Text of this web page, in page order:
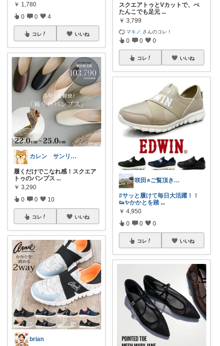
￥ 1,780
0 0 4
コレ いいね
カレン サンリオとディズニーが大好き
履くだけでこなれ感！スクエア
トゥのパンプス ...
￥ 3,290
0 0 10
コレ いいね
brian
スクエアトゥとVカットで、ぺ
たんこでも足元 ...
￥ 3,799
マキノ さんのコレ！
0 0 0
コレ いいね
咲田⭐️ご覧頂きありがとうございます！
#サッと履けて毎日大活躍！！
👟✨かかとを踏 ...
￥ 4,950
0 0 0
コレ いいね